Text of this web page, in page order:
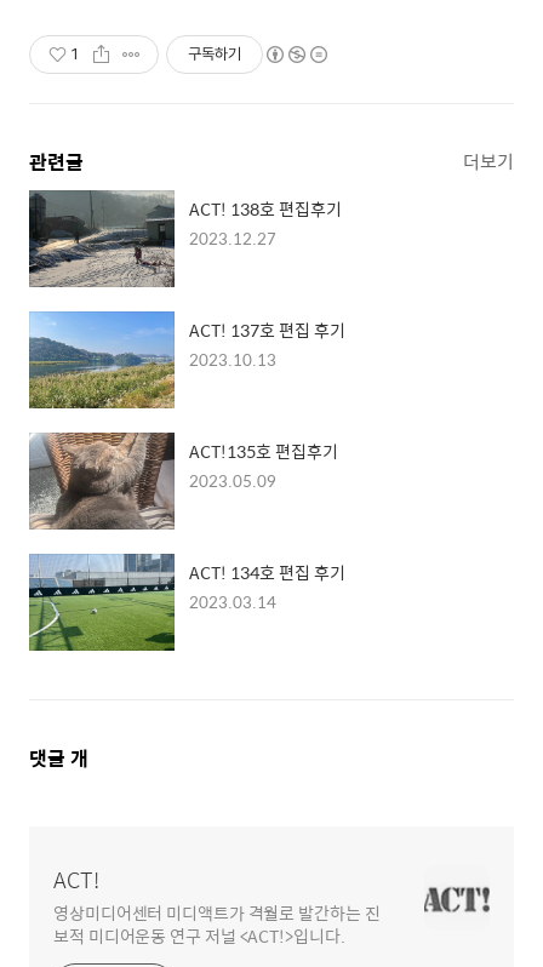
1 구독하기
관련글 더보기
ACT! 138호 편집후기
2023.12.27
ACT! 137호 편집 후기
2023.10.13
ACT!135호 편집후기
2023.05.09
ACT! 134호 편집 후기
2023.03.14
댓
댓글 개
ACT!
영상미디어센터 미디액트가 격월로 발간하는 진
보적 미디어운동 연구 저널 <ACT!>입니다.